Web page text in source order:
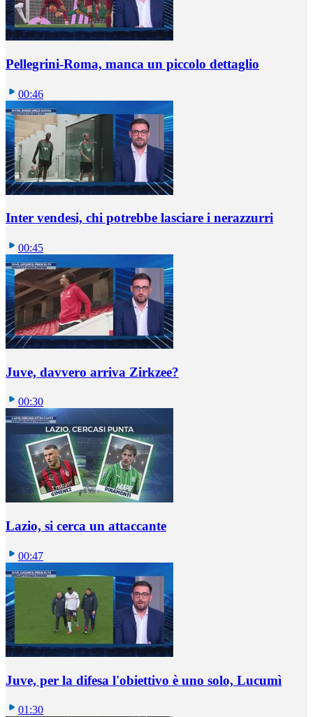
Pellegrini-Roma, manca un piccolo dettaglio
00:46
Inter vendesi, chi potrebbe lasciare i nerazzurri
00:45
Juve, davvero arriva Zirkzee?
00:30
Lazio, si cerca un attaccante
00:47
Juve, per la difesa l'obiettivo è uno solo, Lucumì
01:30